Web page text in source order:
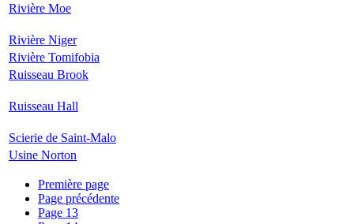
Rivière Moe
Rivière Niger
Rivière Tomifobia
Ruisseau Brook
Ruisseau Hall
Scierie de Saint-Malo
Usine Norton
Première page
Page précédente
Page 13